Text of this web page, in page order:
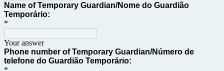
Name of Temporary Guardian/Nome do Guardião
Temporário:
*
Your answer
Phone number of Temporary Guardian/Número de
telefone do Guardião Temporário: